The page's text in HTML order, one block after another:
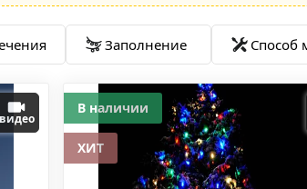
Заполнение Способ
видео
В наличии
ХИТ